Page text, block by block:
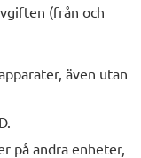
(från och
även utan
på andra enheter,